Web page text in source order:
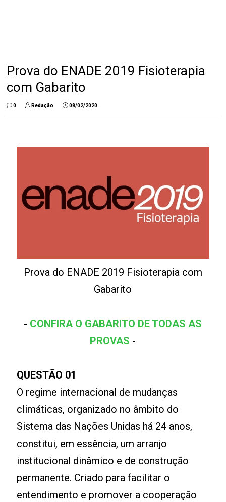
Prova do ENADE 2019 Fisioterapia
com Gabarito
0 Redação 08/02/2020
Prova do ENADE 2019 Fisioterapia com
Gabarito
- CONFIRA O GABARITO DE TODAS AS
PROVAS -
QUESTÃO 01
O regime internacional de mudanças
climáticas, organizado no âmbito do
Sistema das Nações Unidas há 24 anos,
constitui, em essência, um arranjo
institucional dinâmico e de construção
permanente. Criado para facilitar o
entendimento e promover a cooperação